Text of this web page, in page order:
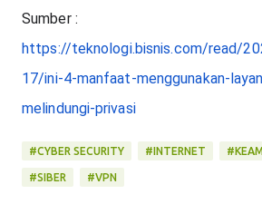
https://teknologi.bisnis.com/read/
17/ini-4-manfaat-menggunakan-
melindungi-privasi
#CYBER SECURITY #INTERNET
#SIBER #VPN